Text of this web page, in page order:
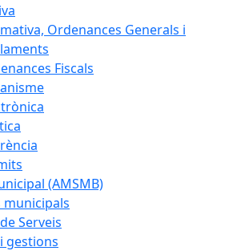
Ordenances Generals i
Fiscals
(AMSMB)
municipals
Serveis
gestions